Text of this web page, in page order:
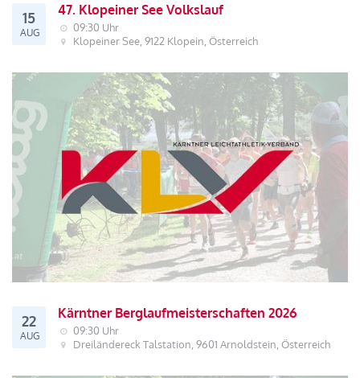
15
AUG
47. Klopeiner See Volkslauf
09:30 Uhr
Klopeiner See, 9122 Klopein, Österreich
22
AUG
Kärntner Berglaufmeisterschaften 2026
09:30 Uhr
Dreiländereck Talstation, 9601 Arnoldstein, Österreich